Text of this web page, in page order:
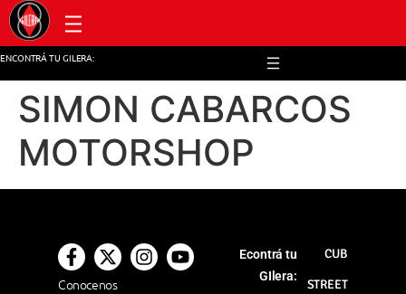
ENCONTRÁ TU GILERA:
SIMON CABARCOS
MOTORSHOP
Conocenos
Econtrá tu
GIlera:
CUB
STREET